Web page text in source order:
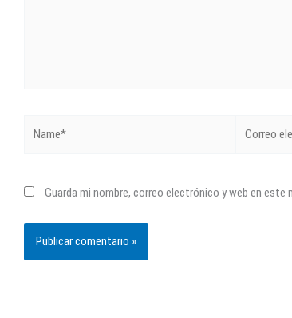
electrónico*
Guarda mi nombre, correo electrónico y web en este